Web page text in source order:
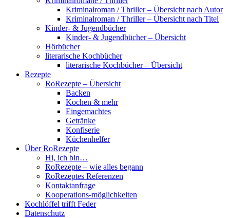
Kriminalroman / Thriller – Übersicht nach Autor
Kriminalroman / Thriller – Übersicht nach Titel
Kinder- & Jugendbücher
Kinder- & Jugendbücher – Übersicht
Hörbücher
literarische Kochbücher
literarische Kochbücher – Übersicht
Rezepte
RoRezepte – Übersicht
Backen
Kochen & mehr
Eingemachtes
Getränke
Konfiserie
Küchenhelfer
Über RoRezepte
Hi, ich bin…
RoRezepte – wie alles begann
RoRezeptes Referenzen
Kontaktanfrage
Kooperations-möglichkeiten
Kochlöffel trifft Feder
Datenschutz